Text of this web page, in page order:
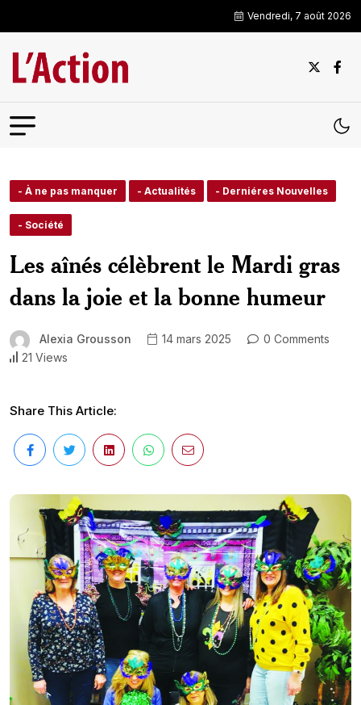
Vendredi, 7 août 2026
- À ne pas manquer - Actualités - Derniéres Nouvelles
- Société
Les aînés célèbrent le Mardi gras
dans la joie et la bonne humeur
Alexia Grousson 14 mars 2025
0 Comments
21 Views
Share This Article: